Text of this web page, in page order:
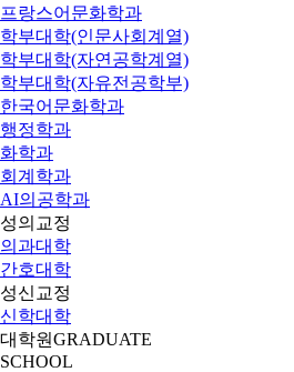
프랑스어문화학과
학부대학(인문사회계열)
학부대학(자연공학계열)
학부대학(자유전공학부)
한국어문화학과
행정학과
화학과
회계학과
AI의공학과
성의교정
의과대학
간호대학
성신교정
신학대학
대학원GRADUATE
SCHOOL